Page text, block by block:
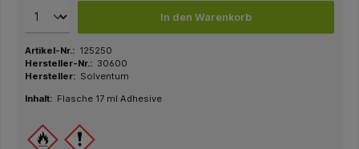
In den Warenkorb
Artikel-Nr.: 125250
Hersteller-Nr.: 30600
Hersteller: Solventum
Inhalt: Flasche 17 ml Adhesive